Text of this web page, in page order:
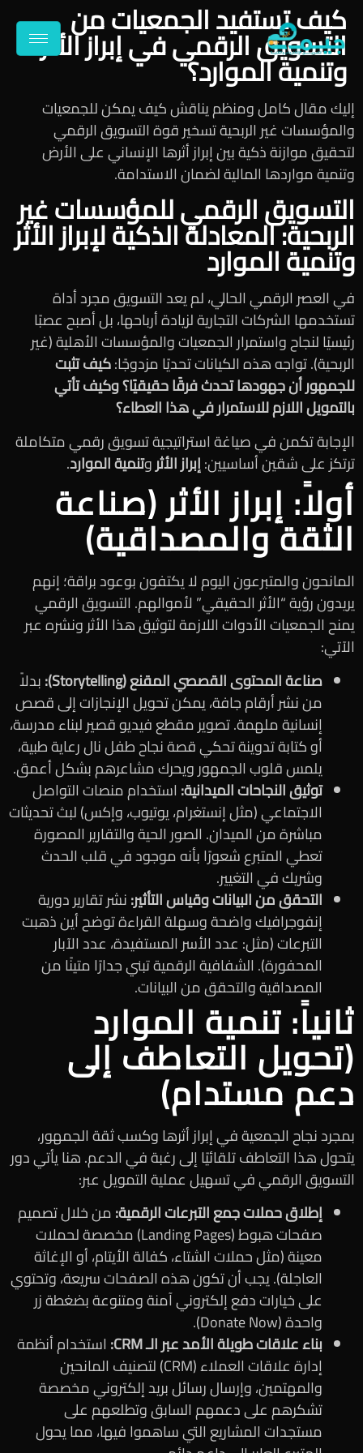
كيف تستفيد الجمعيات من
التسويق الرقمي في إبراز الأثر
وتنمية الموارد؟
إليك مقال كامل ومنظم يناقش كيف يمكن للجمعيات
والمؤسسات غير الربحية تسخير قوة التسويق الرقمي
لتحقيق موازنة ذكية بين إبراز أثرها الإنساني على الأرض
وتنمية مواردها المالية لضمان الاستدامة.
التسويق الرقمي للمؤسسات غير
الربحية: المعادلة الذكية لإبراز الأثر
وتنمية الموارد
في العصر الرقمي الحالي، لم يعد التسويق مجرد أداة
تستخدمها الشركات التجارية لزيادة أرباحها، بل أصبح عصبًا
رئيسيًا لنجاح واستمرار الجمعيات والمؤسسات الأهلية (غير
الربحية). تواجه هذه الكيانات تحديًا مزدوجًا:كيف تثبت
للجمهور أن جهودها تحدث فرقًا حقيقيًا؟ وكيف تأتي
بالتمويل اللازم للاستمرار في هذا العطاء؟
الإجابة تكمن في صياغة استراتيجية تسويق رقمي متكاملة
ترتكز على شقين أساسيين:إبراز الأثروتنمية الموارد.
أولاً: إبراز الأثر (صناعة
الثقة والمصداقية)
المانحون والمتبرعون اليوم لا يكتفون بوعود براقة؛ إنهم
يريدون رؤية “الأثر الحقيقي” لأموالهم. التسويق الرقمي
يمنح الجمعيات الأدوات اللازمة لتوثيق هذا الأثر ونشره عبر
الآتي:
صناعة المحتوى القصصي المقنع (Storytelling):
بدلاً
من نشر أرقام جافة، يمكن تحويل الإنجازات إلى قصص
إنسانية ملهمة. تصوير مقطع فيديو قصير لبناء مدرسة،
أو كتابة تدوينة تحكي قصة نجاح طفل نال رعاية طبية،
يلمس قلوب الجمهور ويحرك مشاعرهم بشكل أعمق.
توثيق النجاحات الميدانية: استخدام منصات التواصل
الاجتماعي (مثل إنستغرام، يوتيوب، وإكس) لبث تحديثات
مباشرة من الميدان. الصور الحية والتقارير المصورة
تعطي المتبرع شعورًا بأنه موجود في قلب الحدث
وشريك في التغيير.
التحقق من البيانات وقياس التأثير:نشر تقارير دورية
إنفوجرافيك واضحة وسهلة القراءة توضح أين ذهبت
التبرعات (مثل: عدد الأسر المستفيدة، عدد الآبار
المحفورة). الشفافية الرقمية تبني جدارًا متينًا من
المصداقية والتحقق من البيانات.
ثانياً: تنمية الموارد
(تحويل التعاطف إلى
دعم مستدام)
بمجرد نجاح الجمعية في إبراز أثرها وكسب ثقة الجمهور،
يتحول هذا التعاطف تلقائيًا إلى رغبة في الدعم. هنا يأتي دور
التسويق الرقمي في تسهيل عملية التمويل عبر:
إطلاق حملات جمع التبرعات الرقمية:من خلال تصميم
صفحات هبوط (Landing Pages) مخصصة لحملات
معينة (مثل حملات الشتاء، كفالة الأيتام، أو الإغاثة
العاجلة). يجب أن تكون هذه الصفحات سريعة، وتحتوي
على خيارات دفع إلكتروني آمنة ومتنوعة بضغطة زر
واحدة (Donate Now).
بناء علاقات طويلة الأمد عبر الـ CRM:
استخدام أنظمة
إدارة علاقات العملاء (CRM) لتصنيف المانحين
والمهتمين، وإرسال رسائل بريد إلكتروني مخصصة
تشكرهم على دعمهم السابق وتطلعهم على
مستجدات المشاريع التي ساهموا فيها، مما يحول